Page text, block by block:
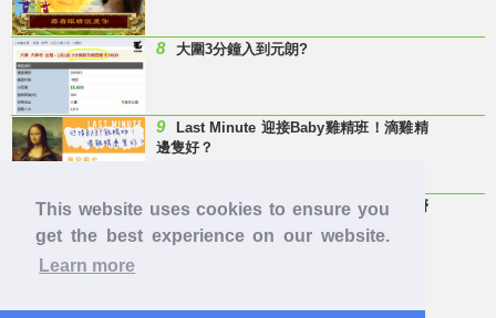
This website uses cookies to ensure you
get the best experience on our website.
Learn more
8 大圍3分鐘入到元朗?
9
Last Minute 迎接Baby雞精班！滴雞精
邊隻好？
10
【童年回憶】 有冇人記得呢兩隻嘢